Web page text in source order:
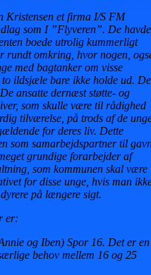
Kristensen et firma I/S FM
som I ”Flyveren”. De havde
boede utrolig kummerligt
rundt omkring, hvor nogen,
med bagtanker om visse
ildsjæle bare ikke holde ud. De
ansatte dernæst støtte- og
som skulle være til rådighed
tilværelse, på trods af de
for deres liv. Dette
som samarbejdspartner til
grundige forarbejder af
som kommunen skal være
for disse unge, hvis man
på længere sigt.
er:
og Iben) Spor 16. Det er en
behov mellem 16 og 25